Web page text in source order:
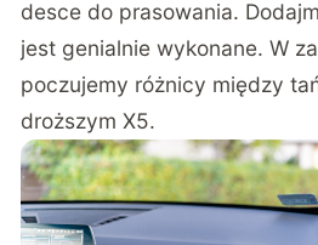
desce do prasowania.
jest genialnie wykonane. W
poczujemy różnicy między
droższym X5.